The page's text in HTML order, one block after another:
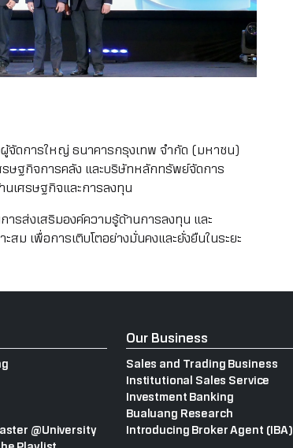
จัดการใหญ่ ธนาคารกรุงเทพ จำกัด (มหาชน)
ฐกิจการคลัง และบริษัทหลักทรัพย์จัดการ
เศรษฐกิจและการลงทุน
รส่งเสริมองค์ความรู้ด้านการลงทุน และ
ม เพื่อการเติบโตอย่างมั่นคงและยั่งยืนในระยะ
@University
Our Business
Sales and Trading Business
Institutional Sales Service
Investment Banking
Bualuang Research
Introducing Broker Agent (IBA)